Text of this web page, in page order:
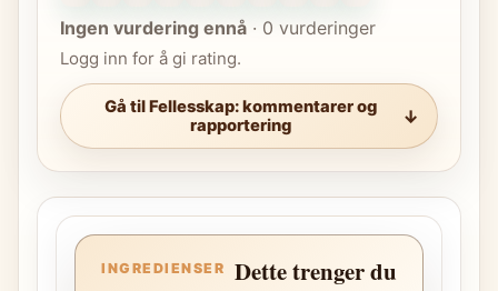
Ingen vurdering ennå · 0 vurderinger
Logg inn for å gi rating.
Gå til Fellesskap: kommentarer og
rapportering
INGREDIENSER Dette trenger du